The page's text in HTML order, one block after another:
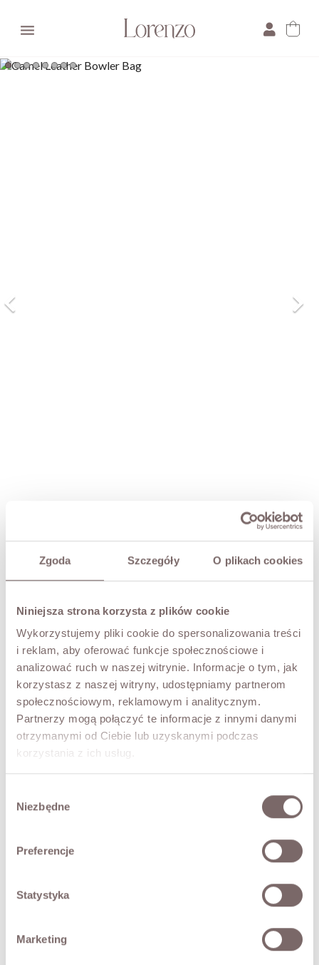
Zgoda Szczegóły O plikach cookies
Niniejsza strona korzysta z plików cookie
Wykorzystujemy pliki cookie do spersonalizowania treści
i reklam, aby oferować funkcje społecznościowe i
analizować ruch w naszej witrynie. Informacje o tym, jak
korzystasz z naszej witryny, udostępniamy partnerom
społecznościowym, reklamowym i analitycznym.
Partnerzy mogą połączyć te informacje z innymi danymi
otrzymanymi od Ciebie lub uzyskanymi podczas
korzystania z ich usług.
zgody
Niezbędne
Preferencje
Statystyka
Marketing

CAMEL LEATHER BOWLER BAG
UNI
COLOR
Camel
ADD TO CART
A classic bag crafted from high-quality genuine leather,
line and structured construction keep the model looking
elegant and beautifully kept. The bag has two
comfortable handles for carrying in the hand, while the zip
closure keeps your belongings secure. The roomy interior
easily holds documents, a cosmetics bag, wallet and other
essentials, making it ideal for both work and everyday